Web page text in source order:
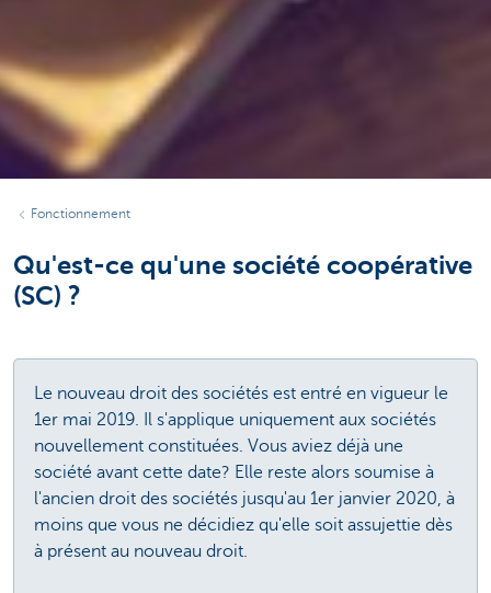
Fonctionnement
Qu'est-ce qu'une société coopérative
(SC) ?
Le nouveau droit des sociétés est entré en vigueur le
1er mai 2019. Il s'applique uniquement aux sociétés
nouvellement constituées. Vous aviez déjà une
société avant cette date? Elle reste alors soumise à
l'ancien droit des sociétés jusqu'au 1er janvier 2020, à
moins que vous ne décidiez qu'elle soit assujettie dès
à présent au nouveau droit.